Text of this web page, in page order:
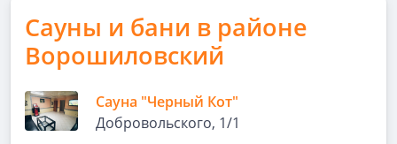
Сауны и бани в районе
Ворошиловский
Сауна "Черный Кот"
Добровольского, 1/1